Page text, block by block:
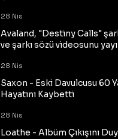
28 Nis
Avaland, "Destiny Calls"
ve şarkı sözü videosunu
28 Nis
Saxon - Eski Davulcusu 60
Hayatını Kaybetti
28 Nis
Loathe - Albüm Çıkışını